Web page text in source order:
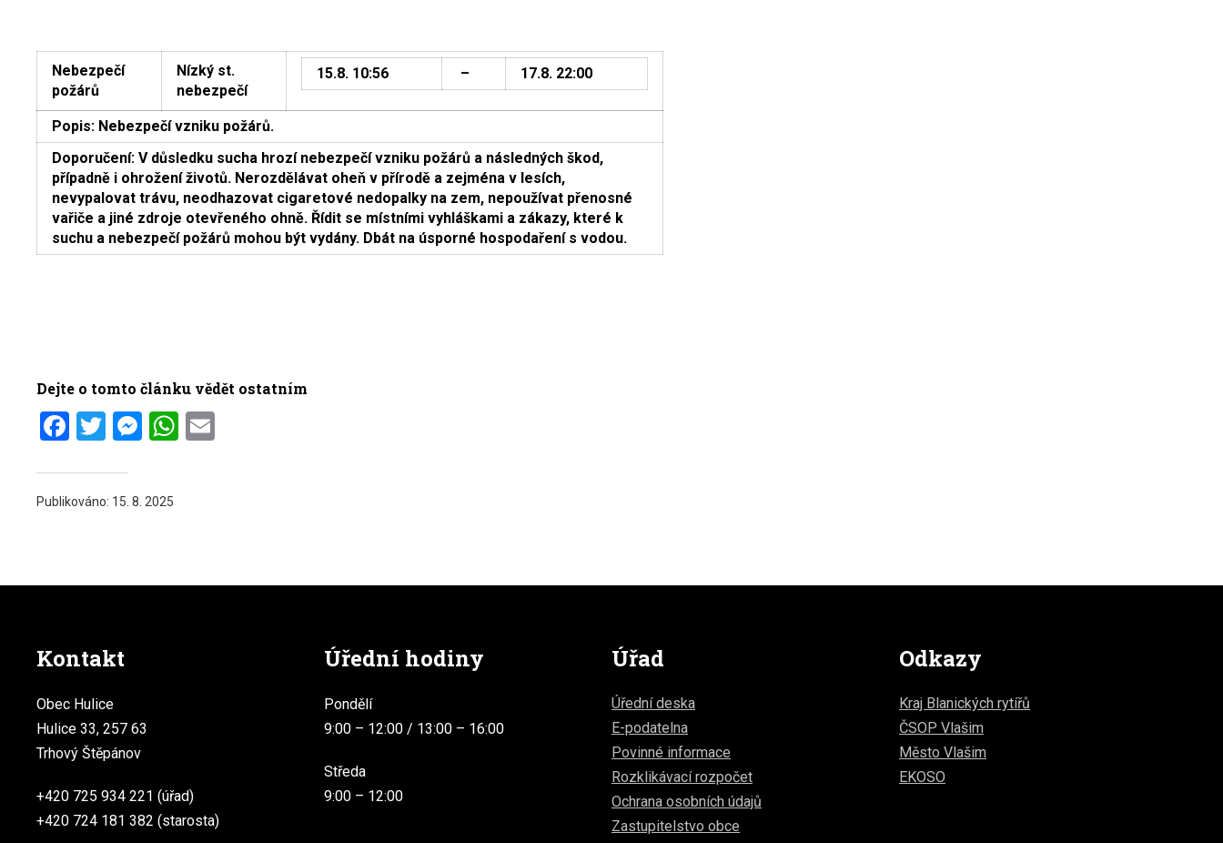
Nebezpečí
požárů
Nízký st.
nebezpečí
15.8. 10:56 – 17.8. 22:00
Popis: Nebezpečí vzniku požárů.
Doporučení: V důsledku sucha hrozí nebezpečí vzniku požárů a následných škod,
případně i ohrožení životů. Nerozdělávat oheň v přírodě a zejména v lesích,
nevypalovat trávu, neodhazovat cigaretové nedopalky na zem, nepoužívat přenosné
vařiče a jiné zdroje otevřeného ohně. Řídit se místními vyhláškami a zákazy, které k
suchu a nebezpečí požárů mohou být vydány. Dbát na úsporné hospodaření s vodou.
Dejte o tomto článku vědět ostatním
Facebook
Twitter
Messenger
WhatsApp
Publikováno: 15. 8. 2025
Kontakt
Obec Hulice
Hulice 33, 257 63
Trhový Štěpánov
+420 725 934 221 (úřad)
+420 724 181 382 (starosta)
Úřední hodiny
Pondělí
9:00 – 12:00 / 13:00 – 16:00
Středa
9:00 – 12:00
Úřad
Úřední deska
E-podatelna
Povinné informace
Rozklikávací rozpočet
Ochrana osobních údajů
Zastupitelstvo obce
Odkazy
Kraj Blanických rytířů
ČSOP Vlašim
Město Vlašim
EKOSO